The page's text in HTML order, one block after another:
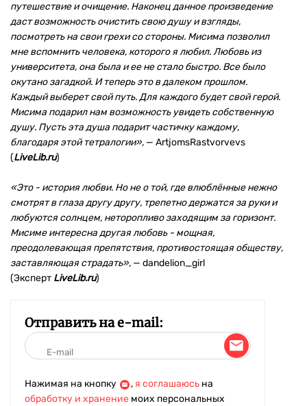
путешествие и очищение. Наконец данное произведение
даст возможность очистить свою душу и взгляды,
посмотреть на свои грехи со стороны. Мисима позволил
мне вспомнить человека, которого я любил. Любовь из
университета, она была и ее не стало быстро. Все было
окутано загадкой. И теперь это в далеком прошлом.
Каждый выберет свой путь. Для каждого будет свой герой.
Мисима подарил нам возможность увидеть собственную
душу. Пусть эта душа подарит частичку каждому,
благодаря этой тетралогии», — ArtjomsRastvorvevs
(LiveLib.ru)
«Это - история любви. Но не о той, где влюблённые нежно
смотрят в глаза другу другу, трепетно держатся за руки и
любуются солнцем, неторопливо заходящим за горизонт.
Мисиме интересна другая любовь - мощная,
преодолевающая препятствия, противостоящая обществу,
заставляющая страдать», — dandelion_girl
(Эксперт LiveLib.ru)
Отправить на e-mail:
Нажимая на кнопку , я соглашаюсь на
обработку и хранение моих персональных